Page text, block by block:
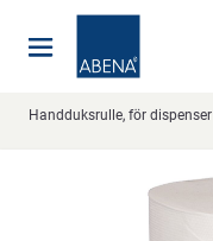
Handduksrulle, för dispenser